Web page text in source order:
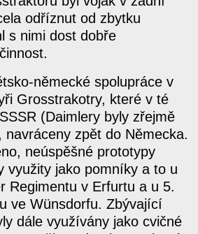
odříznut od zbytku
s nimi dost dobře
německé spolupráce v
Grosstrakotry, které v té
(Daimlery byly zřejmě
zpět do Německa.
neúspěšné prototypy
využity jako pomníky a to u
Regimentu v Erfurtu a u 5.
ve Wünsdorfu. Zbývající
dále využívány jako cvičné